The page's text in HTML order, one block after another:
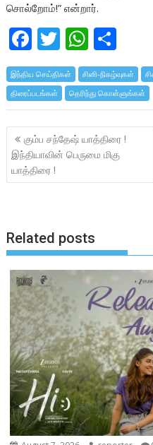
சொல்றோம்!” என்றார்.
F
ac
e
b
o
o
k
T
w
itt
er
W
h
at
s
A
p
p
h
ar
e
இந்திய செய்திகள் சினி-நிகழ்வுகள்
திரைப்படங்கள்
தெரிந்து கொள்ளுங்கள்
Post
navigation
கும்ப சந்தேஷ் யாத்திரை !
இந்தியாவின் பெருமை மிகு
யாத்திரை !
Related posts